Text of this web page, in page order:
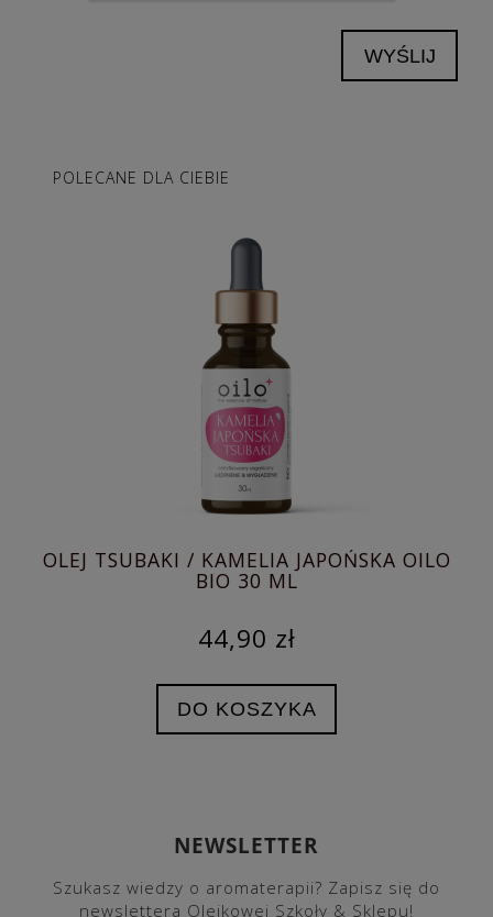
WYŚLIJ
POLECANE DLA CIEBIE
OLEJ TSUBAKI / KAMELIA JAPOŃSKA OILO
BIO 30 ML
44,90 zł
DO KOSZYKA
NEWSLETTER
Szukasz wiedzy o aromaterapii? Zapisz się do
newslettera Olejkowej Szkoły & Sklepu!